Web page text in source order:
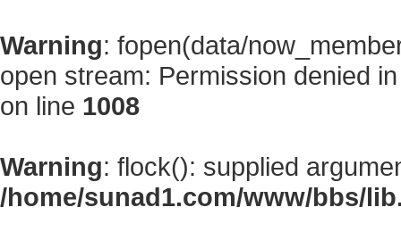
Warning: fopen(data/
open stream: Permission denied
on line 1008
Warning: flock(): supplied
/home/sunad1.com/www/bbs/